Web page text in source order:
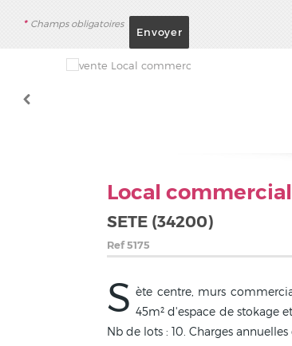
* Champs obligatoires
Local commercial
SETE (34200)
Ref5175
S ète centre, murs
45m² d'espace de stokage
Nb de lots : 10. Charges